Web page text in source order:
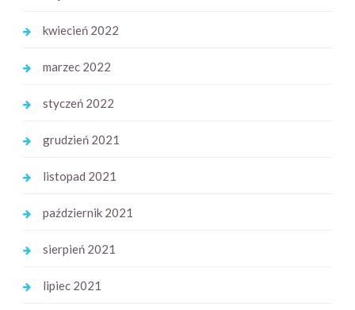
kwiecień 2022
marzec 2022
styczeń 2022
grudzień 2021
listopad 2021
październik 2021
sierpień 2021
lipiec 2021